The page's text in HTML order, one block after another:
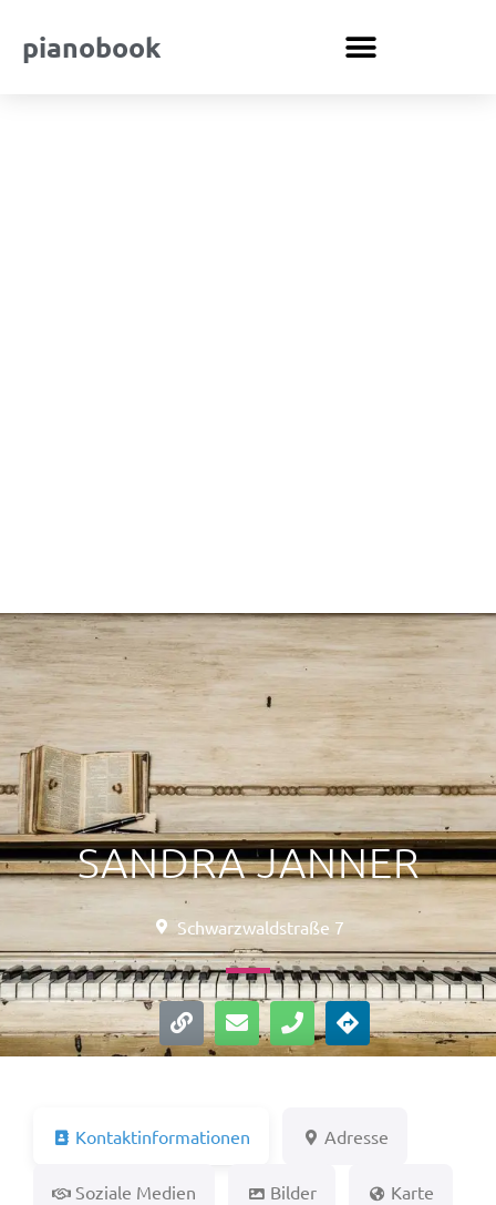
pianobook
SANDRA JANNER
Schwarzwaldstraße 7
Kontaktinformationen Adresse
Soziale Medien Bilder Karte